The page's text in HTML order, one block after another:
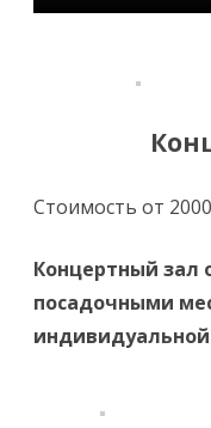
Стоимость от
Концертный зал
посадочными